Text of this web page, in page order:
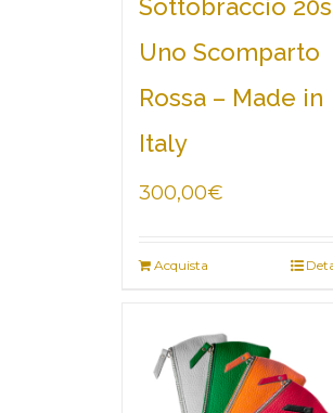
Sottobraccio
Uno Scomparto
Rossa – Made in
Italy
300,00€
Acquista